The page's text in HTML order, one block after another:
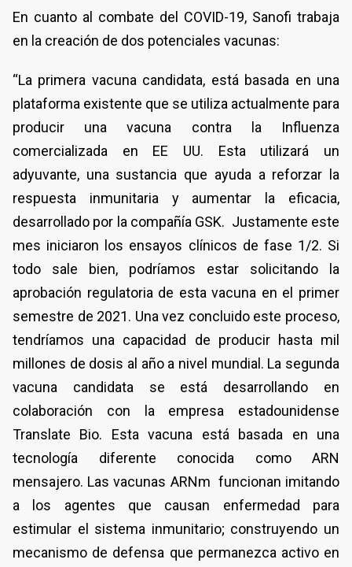
En cuanto al combate del COVID-19, Sanofi trabaja
en la creación de dos potenciales vacunas:
“La primera vacuna candidata, está basada en una
plataforma existente que se utiliza actualmente para
producir una vacuna contra la Influenza
comercializada en EE UU. Esta utilizará un
adyuvante, una sustancia que ayuda a reforzar la
respuesta inmunitaria y aumentar la eficacia,
desarrollado por la compañía GSK. Justamente este
mes iniciaron los ensayos clínicos de fase 1/2. Si
todo sale bien, podríamos estar solicitando la
aprobación regulatoria de esta vacuna en el primer
semestre de 2021. Una vez concluido este proceso,
tendríamos una capacidad de producir hasta mil
millones de dosis al año a nivel mundial. La segunda
vacuna candidata se está desarrollando en
colaboración con la empresa estadounidense
Translate Bio. Esta vacuna está basada en una
tecnología diferente conocida como ARN
mensajero. Las vacunas ARNm funcionan imitando
a los agentes que causan enfermedad para
estimular el sistema inmunitario; construyendo un
mecanismo de defensa que permanezca activo en